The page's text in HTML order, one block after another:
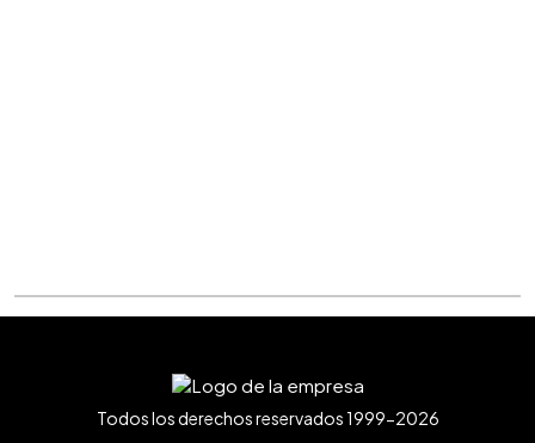
Todos los derechos reservados 1999-2026